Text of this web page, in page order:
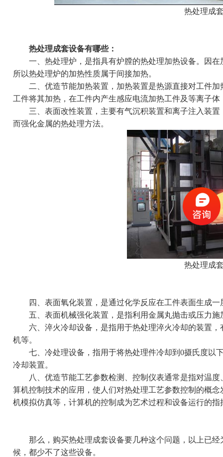
热处理成
热处理成套设备有哪些：
一、热处理炉，是指具有炉膛的热处理加热设备。因在
所以热处理炉的加热性质属于间接加热。
二、优造节能加热装置，加热装置是热源直接对工件加
工件将其加热，在工件内产生感应电流加热工件及等离子
三、表面改性装置，主要有气沉积装置和离子注入装置
而强化金属的热处理方法。
热处理成
四、表面氧化装置，是通过化学反应在工件表面生成一
五、表面机械强化装置，是指利用金属丸抛击或压力施
六、淬火冷却设备，是指用于热处理淬火冷却的装置，
机等。
七、冷处理设备，指用于将热处理件冷却到0摄氏度以
冷却装置。
八、优造节能工艺参数检测、控制仪表通常是指对温度
算机控制技术的应用，使人们对热处理工艺参数控制的概
机模拟仿真等，计算机的控制成为艺术过程和设备运行的指
那么，购买热处理成套设备要几种这个问题，以上已经
候，都少不了这些设备。